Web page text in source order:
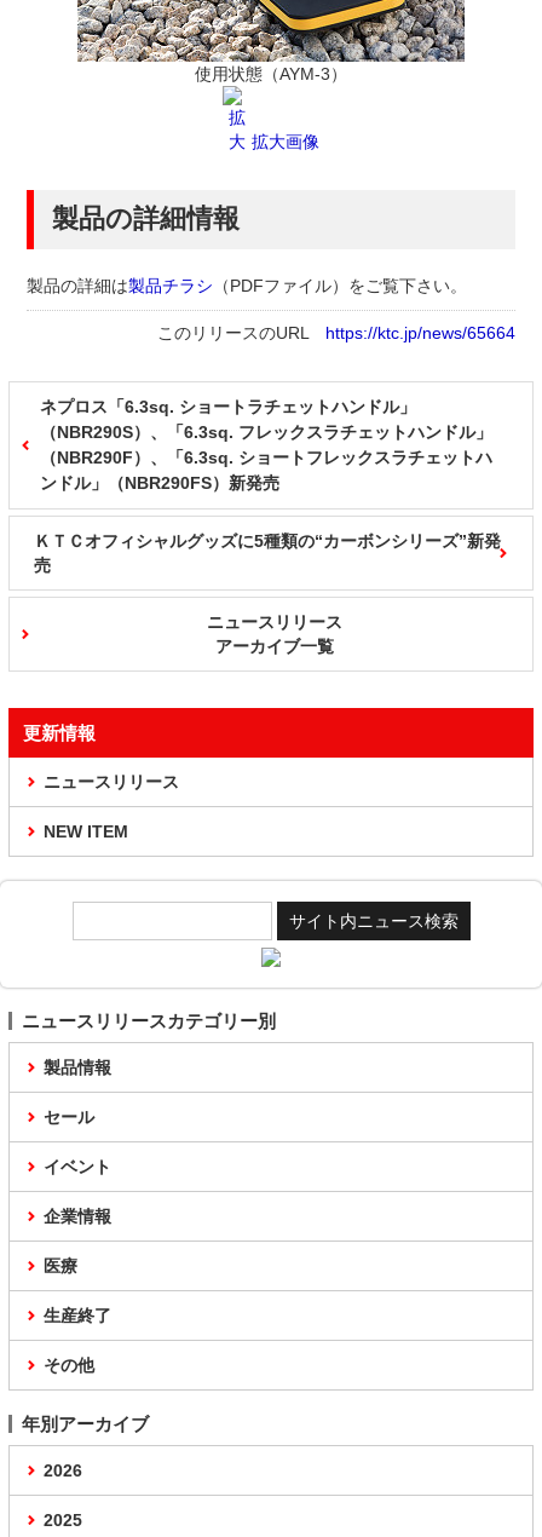
使用状態（AYM-3）
拡大画像
製品の詳細情報
製品の詳細は製品チラシ （PDFファイル） をご覧下さい。
このリリースのURL https://ktc.jp/news/65664
ネプロス「6.3sq. ショートラチェットハンドル」
（NBR290S）、「6.3sq. フレックスラチェットハンドル」
（NBR290F）、「6.3sq. ショートフレックスラチェットハ
ンドル」（NBR290FS）新発売
ニュースリリース
アーカイブ一覧
ＫＴＣオフィシャルグッズに5種類の“カーボンシリーズ”新発
売
更新情報
ニュースリリース
NEW ITEM
ニュースリリースカテゴリー別
製品情報
セール
イベント
企業情報
医療
生産終了
その他
年別アーカイブ
2026
2025